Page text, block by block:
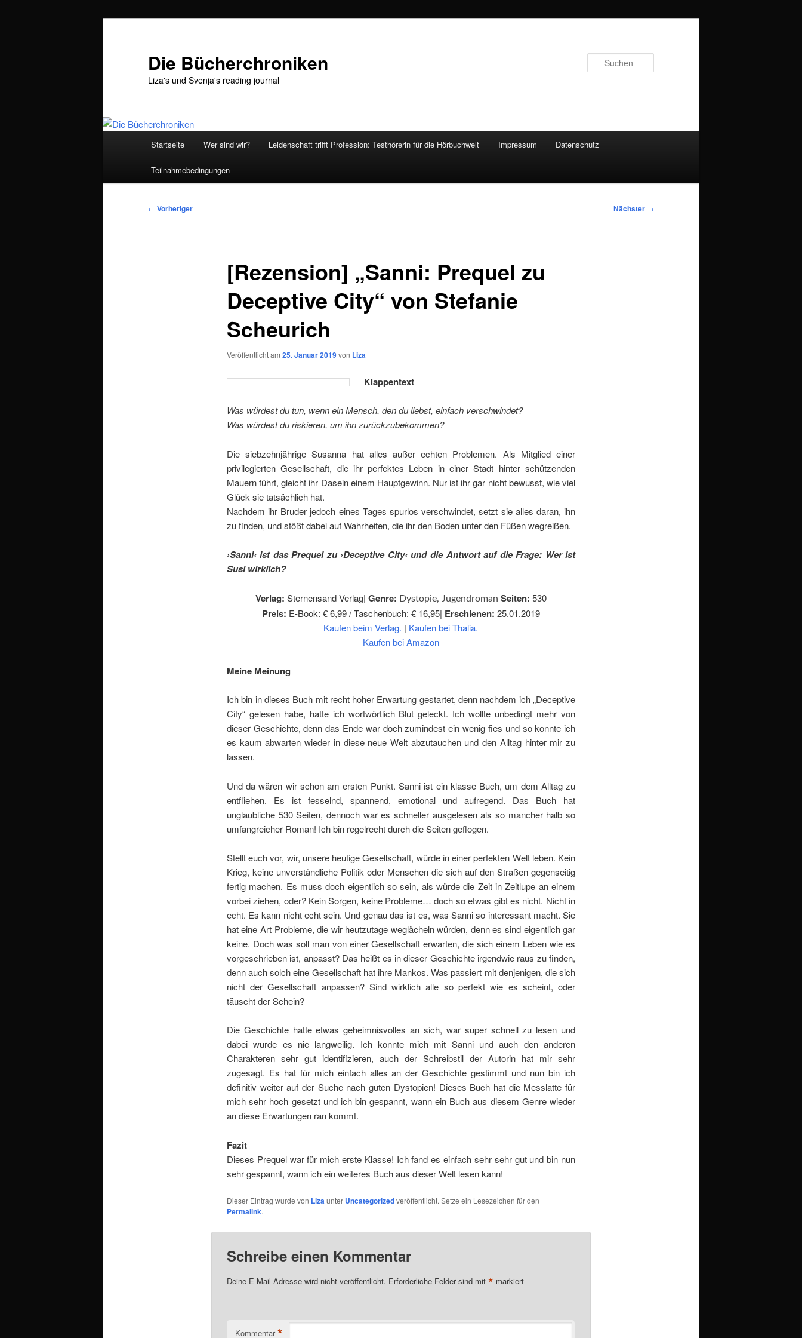
Die Bücherchroniken
Liza's und Svenja's reading journal
Startseite Wer sind wir? Leidenschaft trifft Profession: Testhörerin für die Hörbuchwelt Impressum Datenschutz
Teilnahmebedingungen
Beitragsnavigation
← Vorheriger Nächster →
[Rezension] „Sanni: Prequel zu
Deceptive City“ von Stefanie
Scheurich
Veröffentlicht am 25. Januar 2019von Liza
Klappentext
Was würdest du tun, wenn ein Mensch, den du liebst, einfach verschwindet?
Was würdest du riskieren, um ihn zurückzubekommen?
Die siebzehnjährige Susanna hat alles außer echten Problemen. Als Mitglied einer
privilegierten Gesellschaft, die ihr perfektes Leben in einer Stadt hinter schützenden
Mauern führt, gleicht ihr Dasein einem Hauptgewinn. Nur ist ihr gar nicht bewusst, wie viel
Glück sie tatsächlich hat.
Nachdem ihr Bruder jedoch eines Tages spurlos verschwindet, setzt sie alles daran, ihn
zu finden, und stößt dabei auf Wahrheiten, die ihr den Boden unter den Füßen wegreißen.
›Sanni‹ ist das Prequel zu ›Deceptive City‹ und die Antwort auf die Frage: Wer ist
Susi wirklich?
Verlag: Sternensand Verlag| Genre: Dystopie, Jugendroman Seiten: 530
Preis: E-Book: € 6,99 / Taschenbuch: € 16,95| Erschienen: 25.01.2019
Kaufen beim Verlag. | Kaufen bei Thalia.
Kaufen bei Amazon
Meine Meinung
Ich bin in dieses Buch mit recht hoher Erwartung gestartet, denn nachdem ich „Deceptive
City“ gelesen habe, hatte ich wortwörtlich Blut geleckt. Ich wollte unbedingt mehr von
dieser Geschichte, denn das Ende war doch zumindest ein wenig fies und so konnte ich
es kaum abwarten wieder in diese neue Welt abzutauchen und den Alltag hinter mir zu
lassen.
Und da wären wir schon am ersten Punkt. Sanni ist ein klasse Buch, um dem Alltag zu
entfliehen. Es ist fesselnd, spannend, emotional und aufregend. Das Buch hat
unglaubliche 530 Seiten, dennoch war es schneller ausgelesen als so mancher halb so
umfangreicher Roman! Ich bin regelrecht durch die Seiten geflogen.
Stellt euch vor, wir, unsere heutige Gesellschaft, würde in einer perfekten Welt leben. Kein
Krieg, keine unverständliche Politik oder Menschen die sich auf den Straßen gegenseitig
fertig machen. Es muss doch eigentlich so sein, als würde die Zeit in Zeitlupe an einem
vorbei ziehen, oder? Kein Sorgen, keine Probleme… doch so etwas gibt es nicht. Nicht in
echt. Es kann nicht echt sein. Und genau das ist es, was Sanni so interessant macht. Sie
hat eine Art Probleme, die wir heutzutage weglächeln würden, denn es sind eigentlich gar
keine. Doch was soll man von einer Gesellschaft erwarten, die sich einem Leben wie es
vorgeschrieben ist, anpasst? Das heißt es in dieser Geschichte irgendwie raus zu finden,
denn auch solch eine Gesellschaft hat ihre Mankos. Was passiert mit denjenigen, die sich
nicht der Gesellschaft anpassen? Sind wirklich alle so perfekt wie es scheint, oder
täuscht der Schein?
Die Geschichte hatte etwas geheimnisvolles an sich, war super schnell zu lesen und
dabei wurde es nie langweilig. Ich konnte mich mit Sanni und auch den anderen
Charakteren sehr gut identifizieren, auch der Schreibstil der Autorin hat mir sehr
zugesagt. Es hat für mich einfach alles an der Geschichte gestimmt und nun bin ich
definitiv weiter auf der Suche nach guten Dystopien! Dieses Buch hat die Messlatte für
mich sehr hoch gesetzt und ich bin gespannt, wann ein Buch aus diesem Genre wieder
an diese Erwartungen ran kommt.
Fazit
Dieses Prequel war für mich erste Klasse! Ich fand es einfach sehr sehr gut und bin nun
sehr gespannt, wann ich ein weiteres Buch aus dieser Welt lesen kann!
Dieser Eintrag wurde von Lizaunter Uncategorizedveröffentlicht. Setze ein Lesezeichen für den
Permalink.
Schreibe einen Kommentar
Deine E-Mail-Adresse wird nicht veröffentlicht. Erforderliche Felder sind mit * markiert
Kommentar *